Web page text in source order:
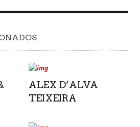
ALEX D’ALVA
TEIXEIRA